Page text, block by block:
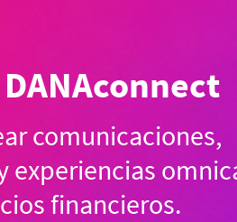
comunicaciones,
experiencias
financieros.